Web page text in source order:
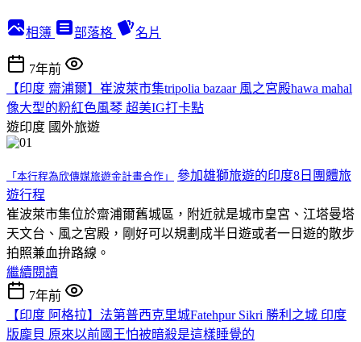
相簿 部落格 名片
7年前
【印度 齋浦爾】崔波萊市集tripolia bazaar 風之宮殿hawa mahal
像大型的粉紅色風琴 超美IG打卡點
遊印度 國外旅遊
「本行程為欣傳媒旅遊金計畫合作」
參加雄獅旅遊的印度8日團體旅
遊行程
崔波萊市集位於齋浦爾舊城區，附近就是城市皇宮、江塔曼塔
天文台、風之宮殿，剛好可以規劃成半日遊或者一日遊的散步
拍照兼血拚路線。
繼續閱讀
7年前
【印度 阿格拉】法第普西克里城Fatehpur Sikri 勝利之城 印度
版龐貝 原來以前國王怕被暗殺是這樣睡覺的